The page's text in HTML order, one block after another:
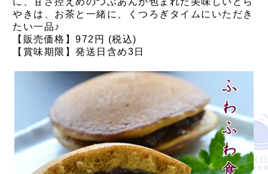
やきは、お茶と一緒に、くつろぎタイムにいただき
たい一品♪
【販売価格】972円 (税込)
【賞味期限】発送日含め3日